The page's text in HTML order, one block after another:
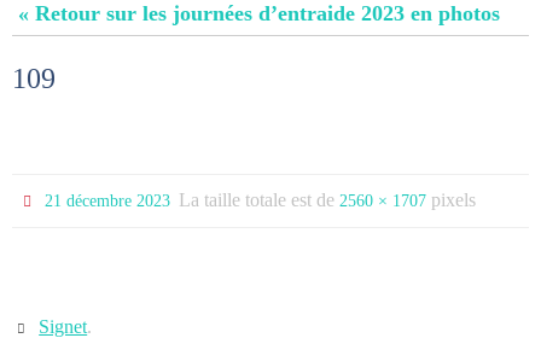
« Retour sur les journées d’entraide 2023 en photos
109
21 décembre 2023 La taille totale est de 2560 × 1707 pixels
Signet.